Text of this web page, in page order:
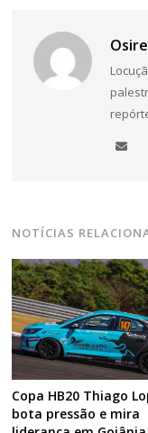
NOTÍCIAS
Copa HB20 Thiago
bota pressão e mira